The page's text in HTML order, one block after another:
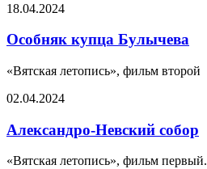
18.04.2024
Особняк купца Булычева
«Вятская летопись», фильм второй
02.04.2024
Александро-Невский собор
«Вятская летопись», фильм первый.